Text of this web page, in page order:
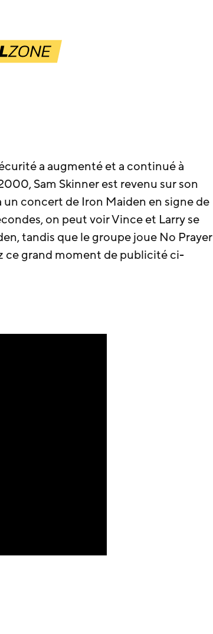
a augmenté et a continué à
Sam Skinner est revenu sur son
un concert de Iron Maiden en signe de
on peut voir Vince et Larry se
tandis que le groupe joue No Prayer
ce grand moment de publicité ci-